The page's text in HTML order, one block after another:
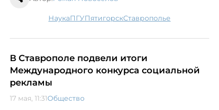
наука ПГУ Пятигорск Ставрополье
В Ставрополе подвели итоги
Международного конкурса социальной
рекламы
17 мая, 11:31Общество